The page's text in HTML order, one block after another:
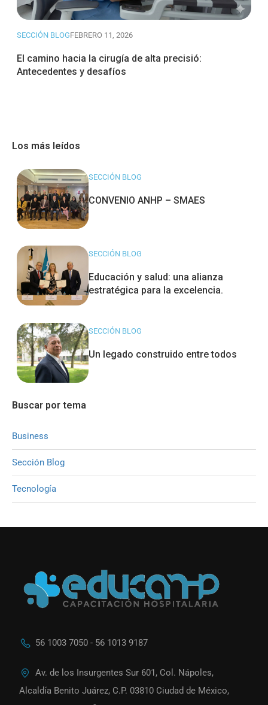
SECCIÓN BLOGFEBRERO 11, 2026
El camino hacia la cirugía de alta precisió:
Antecedentes y desafíos
Los más leídos
SECCIÓN BLOG
CONVENIO ANHP – SMAES
SECCIÓN BLOG
Educación y salud: una alianza
estratégica para la excelencia.
SECCIÓN BLOG
Un legado construido entre todos
Buscar por tema
Business
Sección Blog
Tecnología
56 1003 7050 - 56 1013 9187
Av. de los Insurgentes Sur 601, Col. Nápoles,
Alcaldía Benito Juárez, C.P. 03810 Ciudad de México,